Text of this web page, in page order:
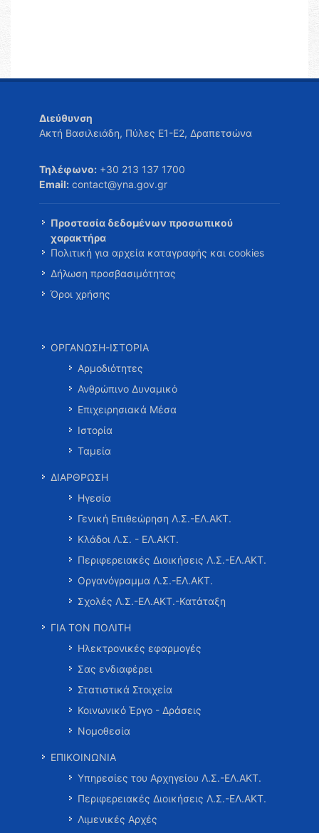
Διεύθυνση
Ακτή Βασιλειάδη, Πύλες Ε1-Ε2, Δραπετσώνα
Τηλέφωνο: +30 213 137 1700
Email: contact@yna.gov.gr
Προστασία δεδομένων προσωπικού
χαρακτήρα
Πολιτική για αρχεία καταγραφής και cookies
Δήλωση προσβασιμότητας
Όροι χρήσης
ΟΡΓΑΝΩΣΗ-ΙΣΤΟΡΙΑ
Αρμοδιότητες
Ανθρώπινο Δυναμικό
Επιχειρησιακά Μέσα
Ιστορία
Ταμεία
ΔΙΑΡΘΡΩΣΗ
Ηγεσία
Γενική Επιθεώρηση Λ.Σ.-ΕΛ.ΑΚΤ.
Κλάδοι Λ.Σ. - ΕΛ.ΑΚΤ.
Περιφερειακές Διοικήσεις Λ.Σ.-ΕΛ.ΑΚΤ.
Οργανόγραμμα Λ.Σ.-ΕΛ.ΑΚΤ.
Σχολές Λ.Σ.-ΕΛ.ΑΚΤ.-Κατάταξη
ΓΙΑ ΤΟΝ ΠΟΛΙΤΗ
Ηλεκτρονικές εφαρμογές
Σας ενδιαφέρει
Στατιστικά Στοιχεία
Κοινωνικό Έργο - Δράσεις
Νομοθεσία
ΕΠΙΚΟΙΝΩΝΙΑ
Υπηρεσίες του Αρχηγείου Λ.Σ.-ΕΛ.ΑΚΤ.
Περιφερειακές Διοικήσεις Λ.Σ.-ΕΛ.ΑΚΤ.
Λιμενικές Αρχές